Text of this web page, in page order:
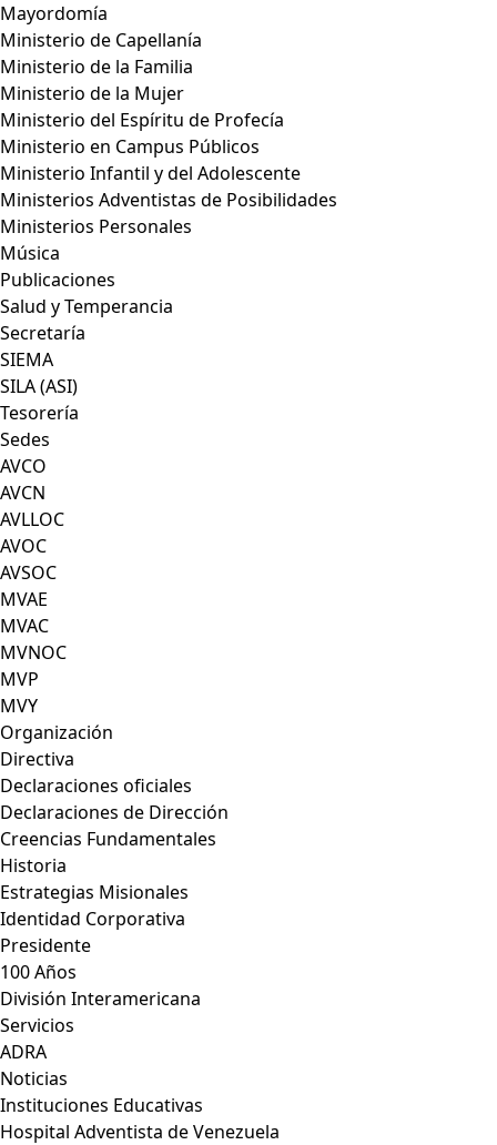
Mayordomía
Ministerio de Capellanía
Ministerio de la Familia
Ministerio de la Mujer
Ministerio del Espíritu de Profecía
Ministerio en Campus Públicos
Ministerio Infantil y del Adolescente
Ministerios Adventistas de Posibilidades
Ministerios Personales
Música
Publicaciones
Salud y Temperancia
Secretaría
SIEMA
SILA (ASI)
Tesorería
Sedes
AVCO
AVCN
AVLLOC
AVOC
AVSOC
MVAE
MVAC
MVNOC
MVP
MVY
Organización
Directiva
Declaraciones oficiales
Declaraciones de Dirección
Creencias Fundamentales
Historia
Estrategias Misionales
Identidad Corporativa
Presidente
100 Años
División Interamericana
Servicios
ADRA
Noticias
Instituciones Educativas
Hospital Adventista de Venezuela